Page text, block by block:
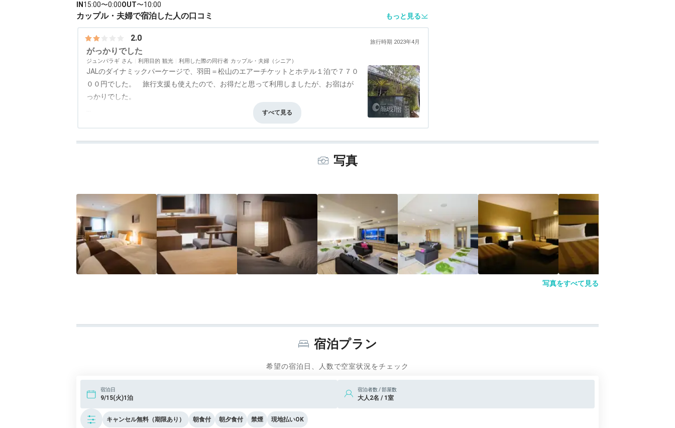
IN 15:00〜0:00OUT〜10:00
カップル・夫婦で宿泊した人の口コミ もっと見る
2.0 旅行時期 2023年4月
がっかりでした
ジュンパラギ 利用目的 観光 利用した際の同行者 カップル・夫婦（シニア）
JALのダイナミックパーケージで、羽田＝松山のエアーチケットとホテル１泊で７７０
００円でした。 旅行支援も使えたので、お得だと思って利用しましたが、お宿はが
っかりでした。
お風呂は屋上の露天風呂も裸で階段を登って行った割にはたいしたことなく、バラ風
あきれたのはお料理です。朝食のセットが少なめにできていて、後から追加をオーダ
良かったのは、道後温泉本館に近かったことだけです。
食事・ドリンク評価なし バリアフリー
写真
写真をすべて見る
宿泊プラン
希望の宿泊日、人数で空室状況をチェック
宿泊日
9/15(火)1泊
宿泊者数 / 部屋数
大人2名 / 1室
キャンセル無料（期限あり） 朝食付 朝夕食付 禁煙 現地払いOK